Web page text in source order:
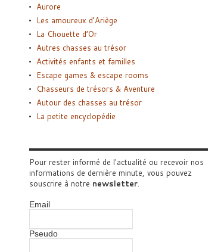
Aurore
Les amoureux d’Ariège
La Chouette d’Or
Autres chasses au trésor
Activités enfants et familles
Escape games & escape rooms
Chasseurs de trésors & Aventure
Autour des chasses au trésor
La petite encyclopédie
Pour rester informé de l'actualité ou recevoir nos
informations de dernière minute, vous pouvez
souscrire à notre newsletter.
Email
Pseudo